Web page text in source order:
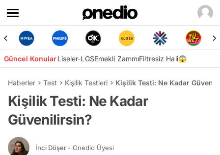
Güncel KonularLiseler-LGSEmekli ZammıFiltresiz Hali😱
Haberler Test Kişilik Testleri Kişilik Testi: Ne Kadar
Kişilik Testi: Ne Kadar
Güvenilirsin?
İnci Döşer - Onedio Üyesi